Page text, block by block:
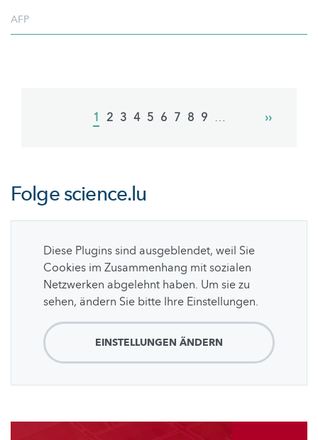
AFP
Current
1 Page
2 Page
3 Page
4 Page
5 Page
6 Page
7 Page
8 Page
9 …
Next
››
Folgescience.lu
Diese Plugins sind ausgeblendet, weil Sie
Cookies im Zusammenhang mit sozialen
Netzwerken abgelehnt haben. Um sie zu
sehen, ändern Sie bitte Ihre Einstellungen.
EINSTELLUNGEN ÄNDERN